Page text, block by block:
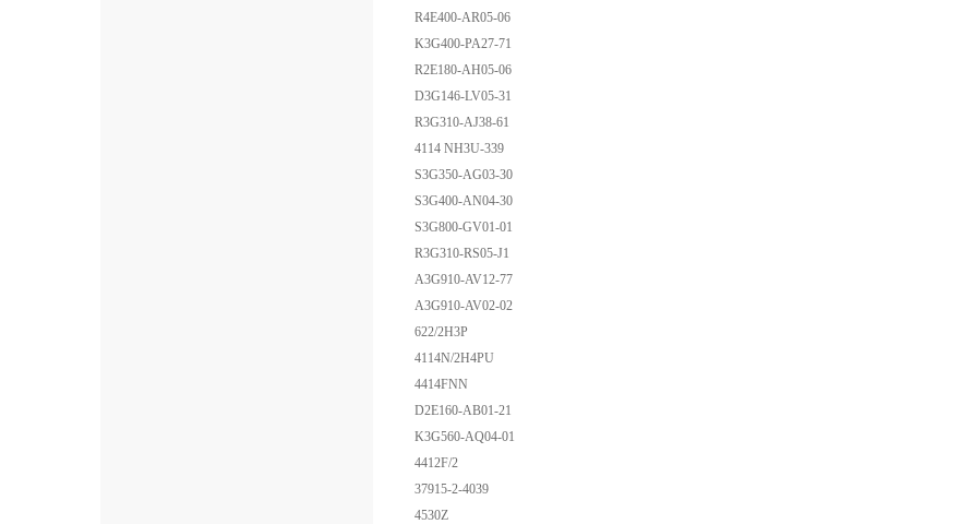
R4E400-AR05-06
K3G400-PA27-71
R2E180-AH05-06
D3G146-LV05-31
R3G310-AJ38-61
4114 NH3U-339
S3G350-AG03-30
S3G400-AN04-30
S3G800-GV01-01
R3G310-RS05-J1
A3G910-AV12-77
A3G910-AV02-02
622/2H3P
4114N/2H4PU
4414FNN
D2E160-AB01-21
K3G560-AQ04-01
4412F/2
37915-2-4039
4530Z